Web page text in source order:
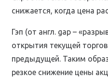
снижается, когда цена
Гэп (от англ. gap –
открытия текущей
предыдущей. Таким
резкое снижение цены